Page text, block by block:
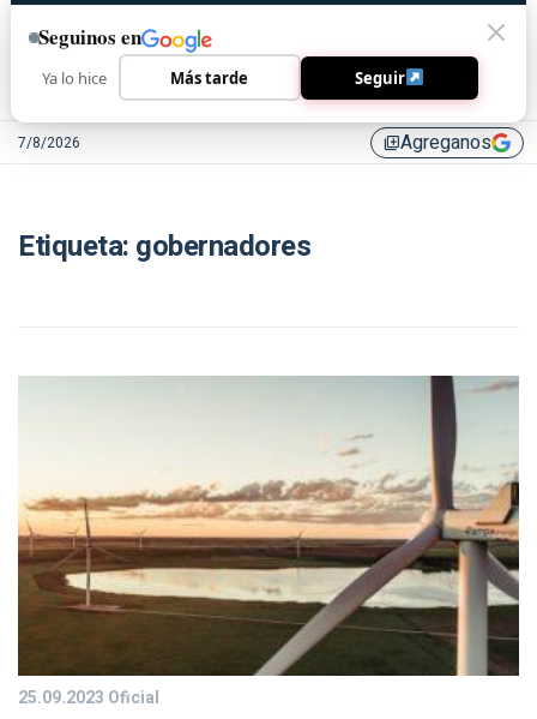
7/8/2026 library_addAgreganos
Etiqueta: gobernadores
25.09.2023 Oficial
Seguinos en
Ya lo hice Más tarde Seguir